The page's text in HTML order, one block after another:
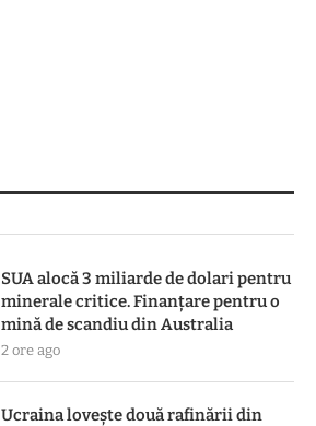
SUA alocă 3 miliarde de dolari pentru
minerale critice. Finanțare pentru o
mină de scandiu din Australia
2 ore ago
Ucraina lovește două rafinării din